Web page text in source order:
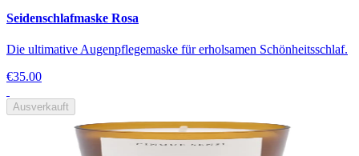
Seidenschlafmaske Rosa
Die ultimative Augenpflegemaske für erholsamen Schönheitsschlaf.
€35.00
Ausverkauft